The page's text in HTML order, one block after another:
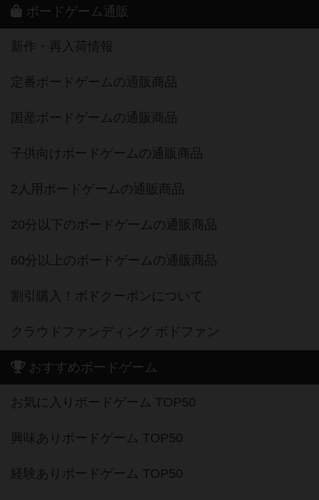
ボードゲーム通販
新作・再入荷情報
定番ボードゲームの通販商品
国産ボードゲームの通販商品
子供向けボードゲームの通販商品
2人用ボードゲームの通販商品
20分以下のボードゲームの通販商品
60分以上のボードゲームの通販商品
割引購入！ボドクーポンについて
クラウドファンディング ボドファン
おすすめボードゲーム
お気に入りボードゲーム TOP50
興味ありボードゲーム TOP50
経験ありボードゲーム TOP50